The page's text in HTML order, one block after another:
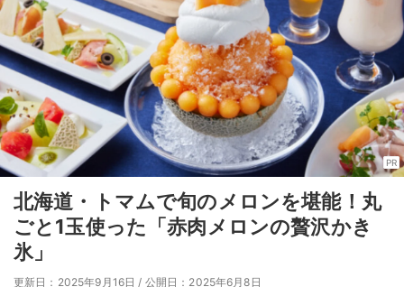
PR
北海道・トマムで旬のメロンを堪能！丸
ごと1玉使った「赤肉メロンの贅沢かき
氷」
更新日：2025年9月16日 / 公開日：2025年6月8日